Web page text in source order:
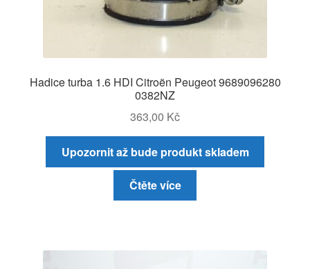
Hadice turba 1.6 HDI Citroën Peugeot 9689096280
0382NZ
363,00 Kč
Upozornit až bude produkt skladem
Čtěte více